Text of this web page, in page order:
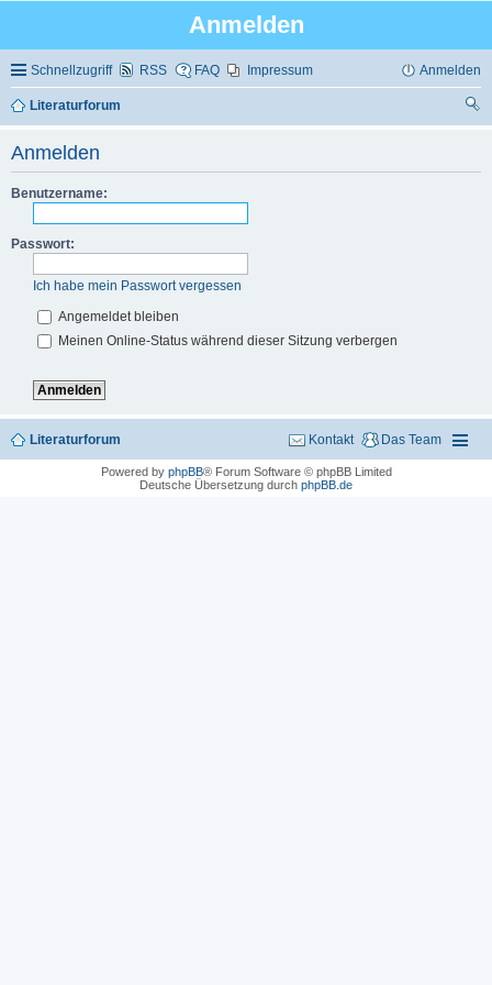
Anmelden
Schnellzugriff RSS FAQ Impressum Anmelden
Literaturforum
Anmelden
Benutzername:
Passwort:
Ich habe mein Passwort vergessen
Angemeldet bleiben
Meinen Online-Status während dieser Sitzung verbergen
Literaturforum Das Team
Kontakt
Powered by phpBB® Forum Software © phpBB Limited
Deutsche Übersetzung durch phpBB.de